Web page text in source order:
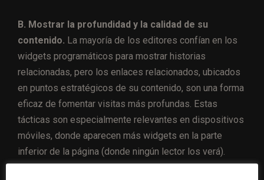
B. Mostrar la profundidad y la calidad de su
contenido. La mayoría de los editores confían en los
widgets programáticos para mostrar historias
relacionadas, pero los enlaces relacionados, ubicados
en puntos estratégicos de su contenido, son una forma
eficaz de fomentar visitas más profundas. Estas
tácticas son especialmente relevantes en dispositivos
móviles, donde aparecen más widgets en la parte
inferior de la página (donde ningún lector los verá).